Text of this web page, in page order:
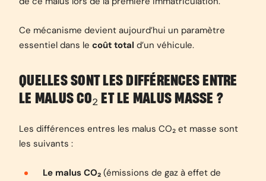
Ce mécanisme devient aujourd’hui un paramètre
essentiel dans le coût total d’un véhicule.
QUELLES SONT LES DIFFÉRENCES ENTRE
LE MALUS CO₂ ET LE MALUS MASSE ?
Les différences entres les malus CO₂ et masse sont
les suivants :
Le malus CO₂ (émissions de gaz à effet de